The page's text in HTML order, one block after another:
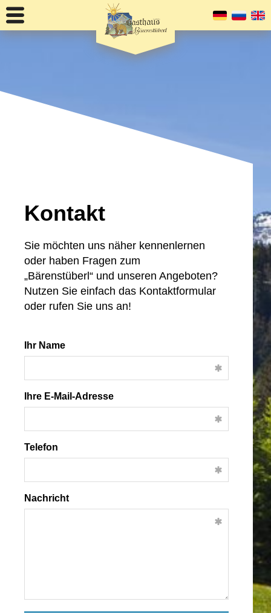
Kontakt
Sie möchten uns näher kennenlernen
oder haben Fragen zum
„Bärenstüberl“ und unseren Angeboten?
Nutzen Sie einfach das Kontaktformular
oder rufen Sie uns an!
Ihr Name
Ihre E-Mail-Adresse
Telefon
Nachricht